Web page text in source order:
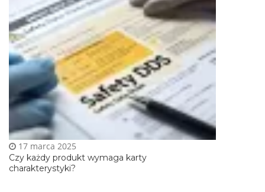
Czy każdy produkt wymaga karty
charakterystyki?
17 marca 2025